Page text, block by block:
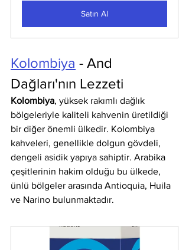
Satın Al
Kolombiya - And
Dağları'nın Lezzeti
Kolombiya, yüksek rakımlı dağlık
bölgeleriyle kaliteli kahvenin üretildiği
bir diğer önemli ülkedir. Kolombiya
kahveleri, genellikle dolgun gövdeli,
dengeli asidik yapıya sahiptir. Arabika
çeşitlerinin hakim olduğu bu ülkede,
ünlü bölgeler arasında Antioquia, Huila
ve Narino bulunmaktadır.